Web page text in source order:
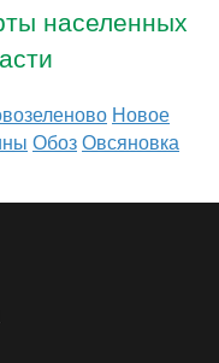
населенных
Новое
ОбозОвсяновка